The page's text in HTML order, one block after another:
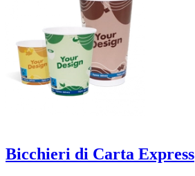
Bicchieri di Carta Express